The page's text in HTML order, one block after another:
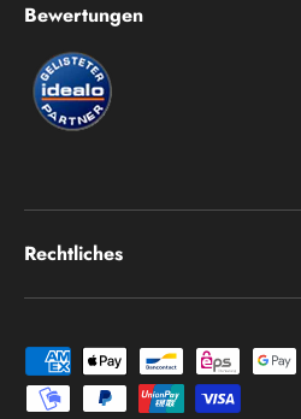
Bewertungen
Rechtliches
Zahlungsmethoden